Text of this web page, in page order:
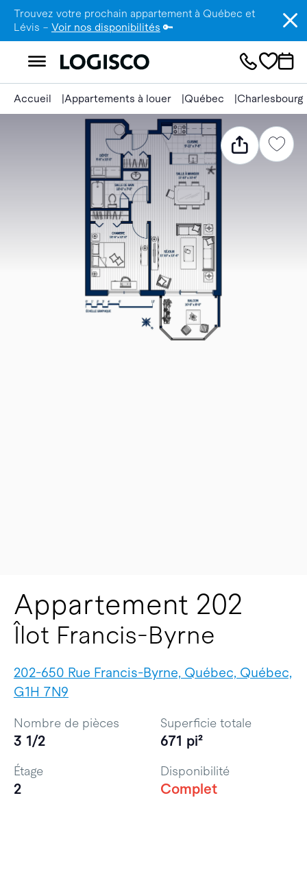
Trouvez votre prochain appartement à Québec et
Lévis – Voir nos disponibilités 🔑
Accueil Appartements à louer Québec Charlesbourg
Appartement 202
Îlot Francis-Byrne
202-650 Rue Francis-Byrne, Québec, Québec,
G1H 7N9
Nombre de pièces
3 1/2
Superficie totale
671 pi²
Étage
2
Disponibilité
Complet